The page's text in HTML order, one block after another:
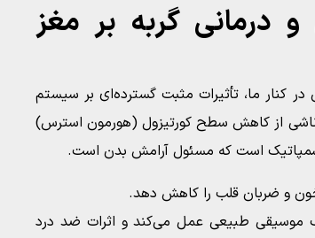
درمانی گربه بر مغز
کنار ما، تأثیرات مثبت گسترده‌ای بر سیستم
از کاهش سطح کورتیزول (هورمون استرس)
است که مسئول آرامش بدن است.
و ضربان قلب را کاهش دهد.
موسیقی طبیعی عمل می‌کند و اثرات ضد درد